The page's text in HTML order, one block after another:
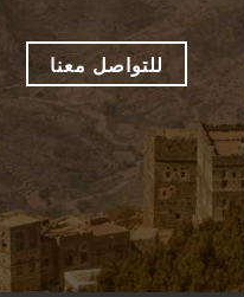
للتواصل معنا